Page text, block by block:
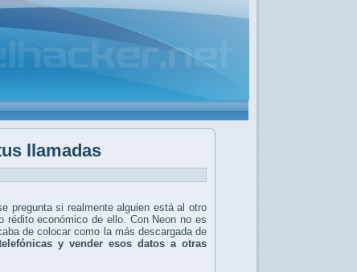
llamadas
pregunta si realmente alguien está al otro
rédito económico de ello. Con Neon no es
de colocar como la más descargada de
y vender esos datos a otras